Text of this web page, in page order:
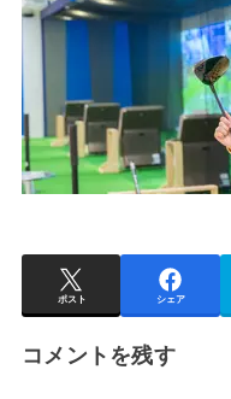
ポスト シェア
コメントを残す